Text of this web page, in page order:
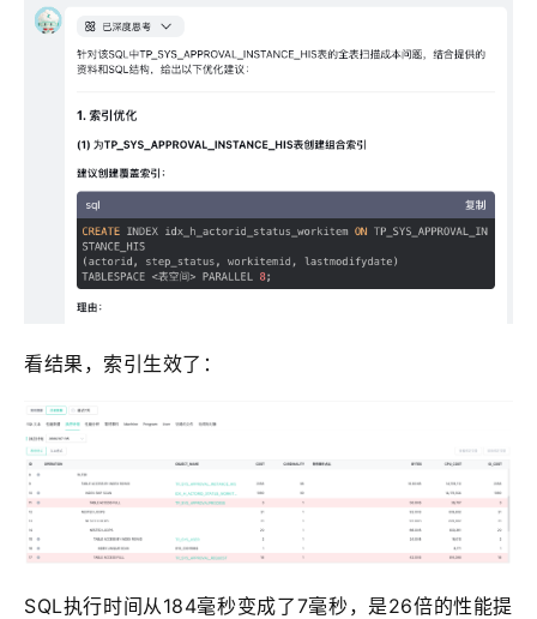
看结果，索引生效了：
SQL执行时间从184毫秒变成了7毫秒，是26倍的性能提